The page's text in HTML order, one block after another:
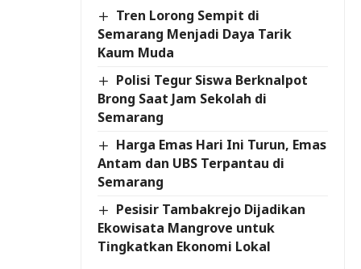
Tren Lorong Sempit di
Semarang Menjadi Daya Tarik
Kaum Muda
Polisi Tegur Siswa Berknalpot
Brong Saat Jam Sekolah di
Semarang
Harga Emas Hari Ini Turun, Emas
Antam dan UBS Terpantau di
Semarang
Pesisir Tambakrejo Dijadikan
Ekowisata Mangrove untuk
Tingkatkan Ekonomi Lokal